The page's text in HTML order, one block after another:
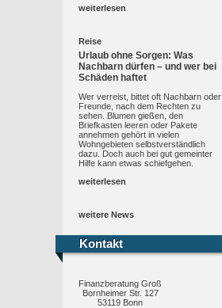
weiterlesen
Reise
Urlaub ohne Sorgen: Was
Nachbarn dürfen – und wer bei
Schäden haftet
Wer verreist, bittet oft Nachbarn oder
Freunde, nach dem Rechten zu
sehen. Blumen gießen, den
Briefkasten leeren oder Pakete
annehmen gehört in vielen
Wohngebieten selbstverständlich
dazu. Doch auch bei gut gemeinter
Hilfe kann etwas schiefgehen.
weiterlesen
weitere News
Kontakt
Kontakt
Finanzberatung Groß
Bornheimer Str. 127
53119 Bonn